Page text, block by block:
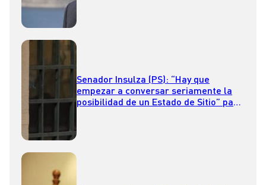
Senador Insulza (PS): “Hay que
empezar a conversar seriamente la
posibilidad de un Estado de Sitio” para